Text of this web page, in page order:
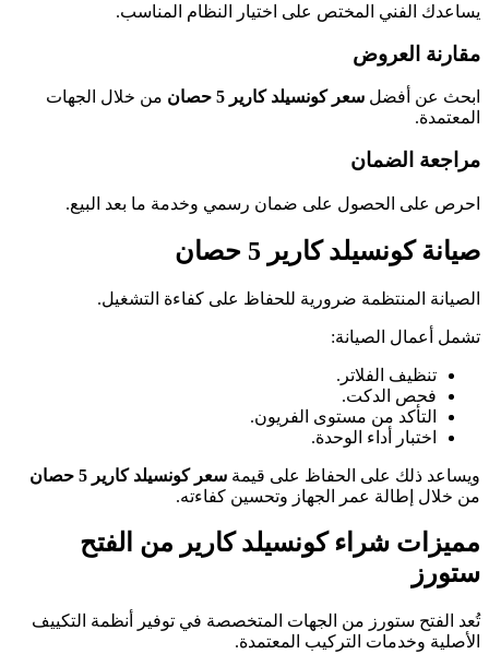
يساعدك الفني المختص على اختيار النظام المناسب.
مقارنة العروض
ابحث عن أفضل سعر كونسيلد كارير 5 حصان
من خلال الجهات
المعتمدة.
مراجعة الضمان
احرص على الحصول على ضمان رسمي وخدمة ما بعد البيع.
صيانة كونسيلد كارير 5 حصان
الصيانة المنتظمة ضرورية للحفاظ على كفاءة التشغيل.
تشمل أعمال الصيانة:
تنظيف الفلاتر.
فحص الدكت.
التأكد من مستوى الفريون.
اختبار أداء الوحدة.
ويساعد ذلك على الحفاظ على قيمة سعر كونسيلد كارير 5 حصان
من خلال إطالة عمر الجهاز وتحسين كفاءته.
مميزات شراء كونسيلد كارير من الفتح
ستورز
تُعد الفتح ستورز من الجهات المتخصصة في توفير أنظمة التكييف
الأصلية وخدمات التركيب المعتمدة.